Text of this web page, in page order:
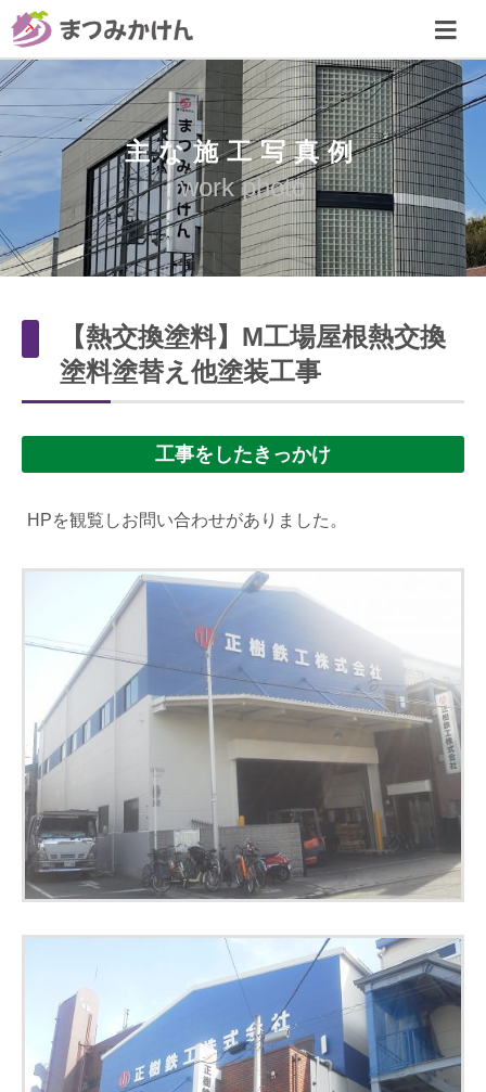
主な施工写真例
work photo
【熱交換塗料】M工場屋根熱交換
塗料塗替え他塗装工事
工事をしたきっかけ
HPを観覧しお問い合わせがありました。